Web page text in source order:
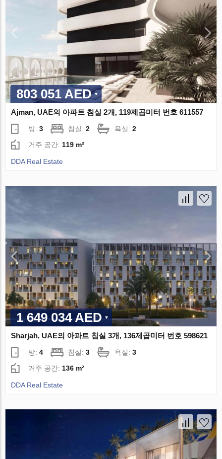
803 051 AED
Ajman, UAE의 아파트 침실 2개, 119제곱미터 번호 611557
방:3 침실:2 욕실:2
거주 공간: 119 m²
DDA Real Estate
1 649 034 AED
Sharjah, UAE의 아파트 침실 3개, 136제곱미터 번호 598621
방:4 침실:3 욕실:3
거주 공간:136 m²
DDA Real Estate